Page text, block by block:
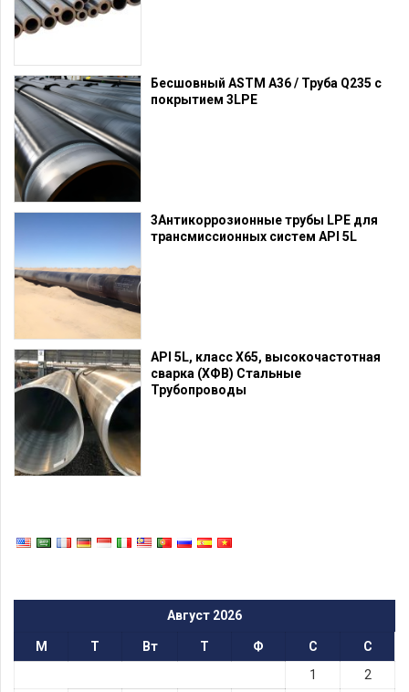
Бесшовный ASTM A36 / Труба Q235 с
покрытием 3LPE
3Антикоррозионные трубы LPE для
трансмиссионных систем API 5L
API 5L, класс X65, высокочастотная
сварка (ХФВ) Стальные
Трубопроводы
Август 2026
М Т Вт Т Ф С
С
1
2